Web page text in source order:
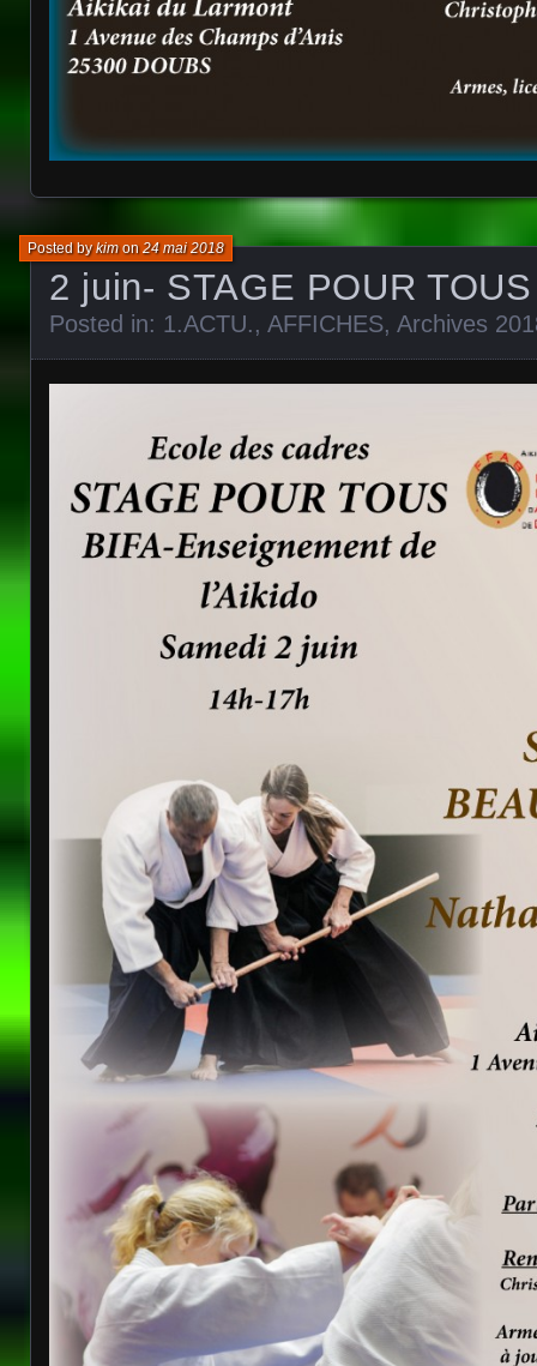
2 juin- STAGE POUR TOUS
Posted bykimon24 mai 2018
Posted in: 1.ACTU., AFFICHES, Archives